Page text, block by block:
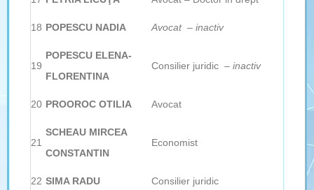
18 POPESCU NADIA Avocat – inactiv
19
POPESCU ELENA-
FLORENTINA
Consilier juridic – inactiv
20 PROOROC OTILIA Avocat
21
SCHEAU MIRCEA
CONSTANTIN
Economist
22 SIMA RADU Consilier juridic